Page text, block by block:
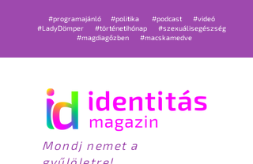
#programajánló #politika #podcast
#videó
#LadyDömper
#történetihónap
#szexuálisegészség
#magdiagőzben
#macskamedve
Mondj nemet a